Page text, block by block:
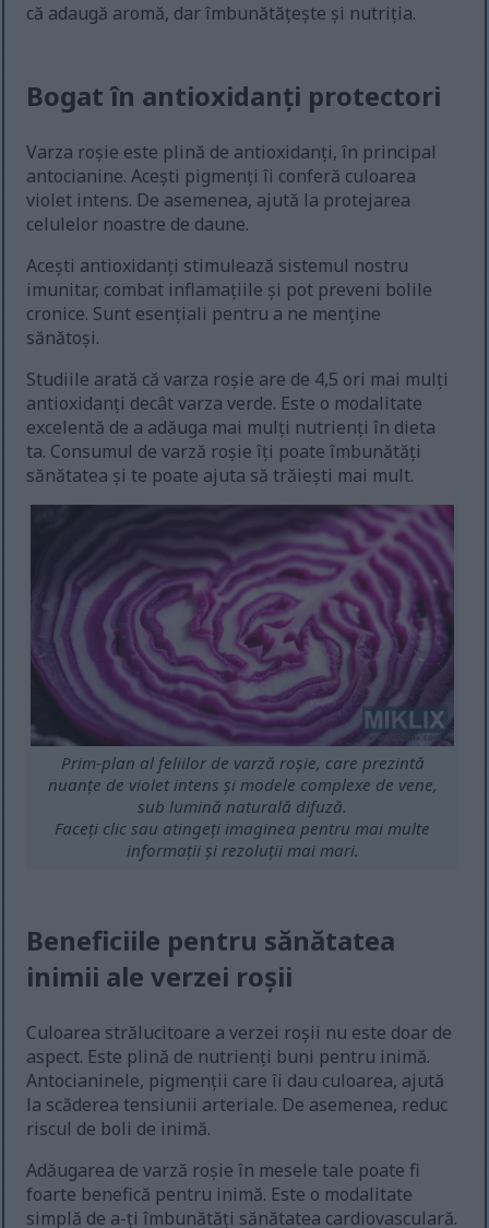
că adaugă aromă, dar îmbunătățește și nutriția.
Bogat în antioxidanți protectori
Varza roșie este plină de antioxidanți, în principal
antocianine. Acești pigmenți îi conferă culoarea
violet intens. De asemenea, ajută la protejarea
celulelor noastre de daune.
Acești antioxidanți stimulează sistemul nostru
imunitar, combat inflamațiile și pot preveni bolile
cronice. Sunt esențiali pentru a ne menține
sănătoși.
Studiile arată că varza roșie are de 4,5 ori mai mulți
antioxidanți decât varza verde. Este o modalitate
excelentă de a adăuga mai mulți nutrienți în dieta
ta. Consumul de varză roșie îți poate îmbunătăți
sănătatea și te poate ajuta să trăiești mai mult.
Prim-plan al feliilor de varză roșie, care prezintă
nuanțe de violet intens și modele complexe de vene,
sub lumină naturală difuză.
Faceți clic sau atingeți imaginea pentru mai multe
informații și rezoluții mai mari.
Beneficiile pentru sănătatea
inimii ale verzei roșii
Culoarea strălucitoare a verzei roșii nu este doar de
aspect. Este plină de nutrienți buni pentru inimă.
Antocianinele, pigmenții care îi dau culoarea, ajută
la scăderea tensiunii arteriale. De asemenea, reduc
riscul de boli de inimă.
Adăugarea de varză roșie în mesele tale poate fi
foarte benefică pentru inimă. Este o modalitate
simplă de a-ți îmbunătăți sănătatea cardiovasculară.